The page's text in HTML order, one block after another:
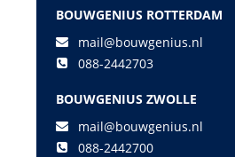
BOUWGENIUS ROTTERDAM
mail@bouwgenius.nl
088-2442703
BOUWGENIUS ZWOLLE
mail@bouwgenius.nl
088-2442700